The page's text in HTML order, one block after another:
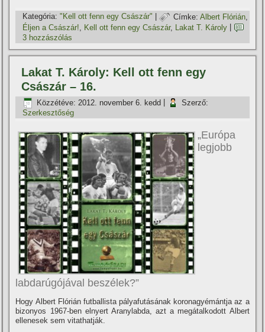
Kategória: "Kell ott fenn egy Császár" | Címke: Albert Flórián
Éljen a Császár!
Kell ott fenn egy Császár, Lakat T. Károly
3 hozzászólás
Lakat T. Károly: Kell ott fenn egy
Császár – 16.
Közzétéve: 2012. november 6. kedd
Szerző:
Szerkesztőség
„Európa
legjobb
labdarúgójával beszélek?”
Hogy Albert Flórián futballista pályafutásának koronagyémántja az a
bizonyos 1967-ben elnyert Aranylabda, azt a megátalkodott Albert
ellenesek sem vitathatják.